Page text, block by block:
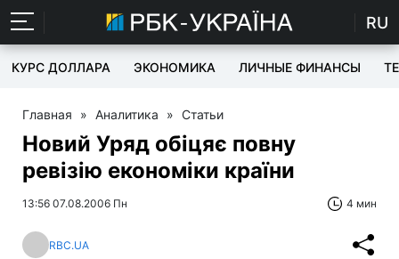
RU
КУРС ДОЛЛАРА ЭКОНОМИКА ЛИЧНЫЕ ФИНАНСЫ
Главная » Аналитика » Статьи
Новий Уряд обіцяє повну
ревізію економіки країни
13:56 07.08.2006 Пн 4 мин
RBC.UA